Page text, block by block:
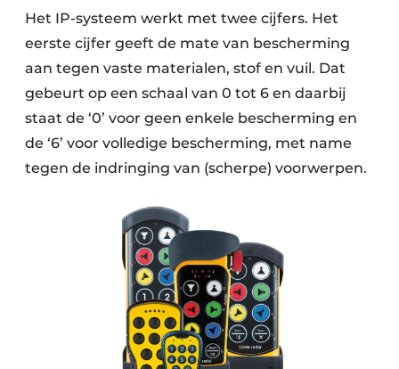
Het IP-systeem werkt met twee cijfers. Het
eerste cijfer geeft de mate van bescherming
aan tegen vaste materialen, stof en vuil. Dat
gebeurt op een schaal van 0 tot 6 en daarbij
staat de ‘0’ voor geen enkele bescherming en
de ‘6’ voor volledige bescherming, met name
tegen de indringing van (scherpe) voorwerpen.